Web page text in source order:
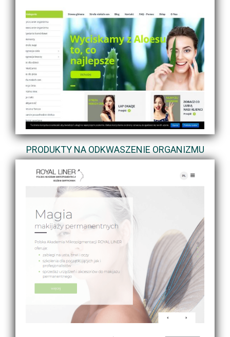
PRODUKTY NA ODKWASZENIE ORGANIZMU